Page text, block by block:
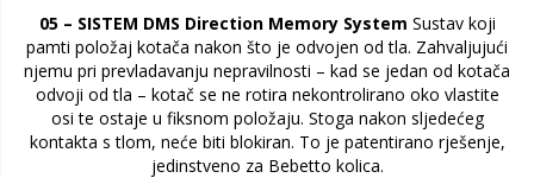
05 – SISTEM DMS Direction Memory System Sustav koji
pamti položaj kotača nakon što je odvojen od tla. Zahvaljujući
njemu pri prevladavanju nepravilnosti – kad se jedan od kotača
odvoji od tla – kotač se ne rotira nekontrolirano oko vlastite
osi te ostaje u fiksnom položaju. Stoga nakon sljedećeg
kontakta s tlom, neće biti blokiran. To je patentirano rješenje,
jedinstveno za Bebetto kolica.